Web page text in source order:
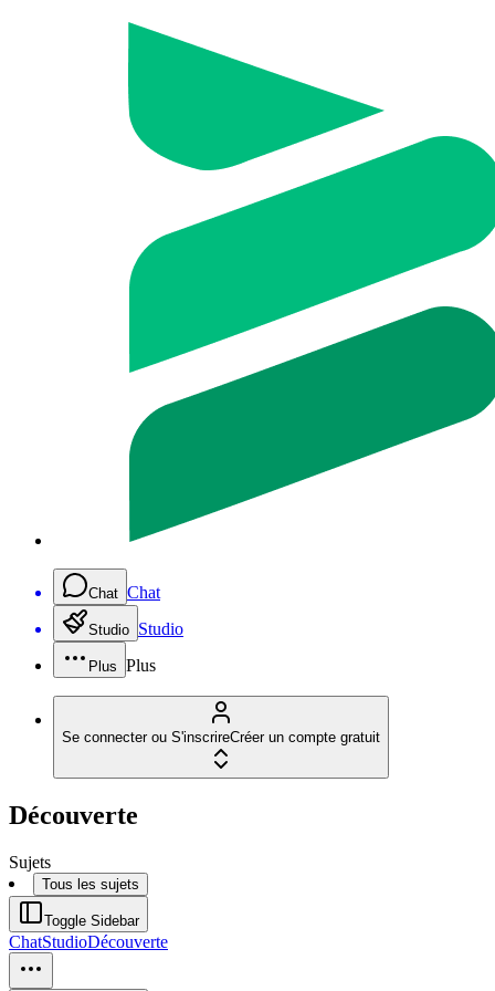
Chat Chat
Studio Studio
Plus Plus
Se connecter ou S'inscrireCréer un compte gratuit
Découverte
Sujets
Tous les sujets
Toggle Sidebar
ChatStudioDécouverte